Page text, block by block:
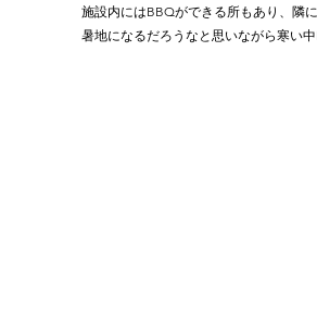
施設内にはBBQができる所もあり、隣
暑地になるだろうなと思いながら寒い